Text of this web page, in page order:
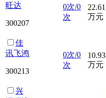
旺达
300207
0次/0
次
22.61
万元
佳
讯飞鸿
300213
0次/0
次
10.93
万元
兴